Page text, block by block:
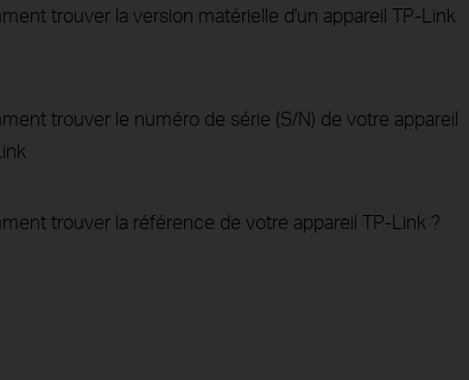
trouver la version matérielle d'un appareil TP-Link
trouver le numéro de série (S/N) de votre appareil
trouver la référence de votre appareil TP-Link ?